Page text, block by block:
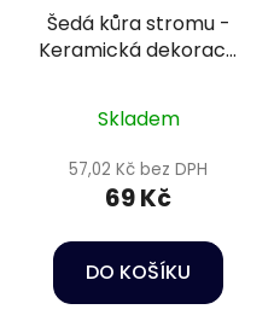
Šedá kůra stromu -
Keramická dekorace
Skladem
57,02 Kč bez DPH
69 Kč
DO KOŠÍKU